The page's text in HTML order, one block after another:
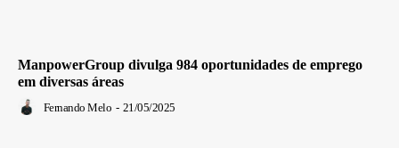
ManpowerGroup divulga 984 oportunidades de emprego
em diversas áreas
Fernando Melo - 21/05/2025